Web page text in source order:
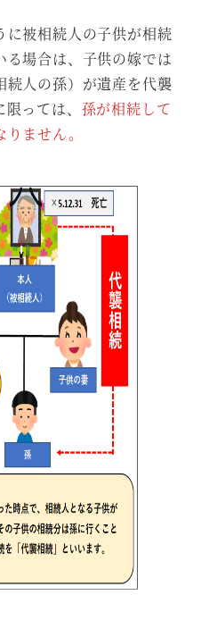
に被相続人の子供が相続
る場合は、子供の嫁では
続人の孫）が遺産を代襲
っては、 孫が相続して
ません。